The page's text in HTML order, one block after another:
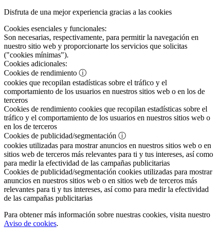
Disfruta de una mejor experiencia gracias a las cookies
Cookies esenciales y funcionales:
Son necesarias, respectivamente, para permitir la navegación en
nuestro sitio web y proporcionarte los servicios que solicitas
("cookies mínimas").
Cookies adicionales:
Cookies de rendimiento ⓘ
cookies que recopilan estadísticas sobre el tráfico y el
comportamiento de los usuarios en nuestros sitios web o en los de
terceros
Cookies de rendimiento cookies que recopilan estadísticas sobre el
tráfico y el comportamiento de los usuarios en nuestros sitios web o
en los de terceros
Cookies de publicidad/segmentación ⓘ
cookies utilizadas para mostrar anuncios en nuestros sitios web o en
sitios web de terceros más relevantes para ti y tus intereses, así como
para medir la efectividad de las campañas publicitarias
Cookies de publicidad/segmentación cookies utilizadas para mostrar
anuncios en nuestros sitios web o en sitios web de terceros más
relevantes para ti y tus intereses, así como para medir la efectividad
de las campañas publicitarias
Para obtener más información sobre nuestras cookies, visita nuestro
Aviso de cookies.